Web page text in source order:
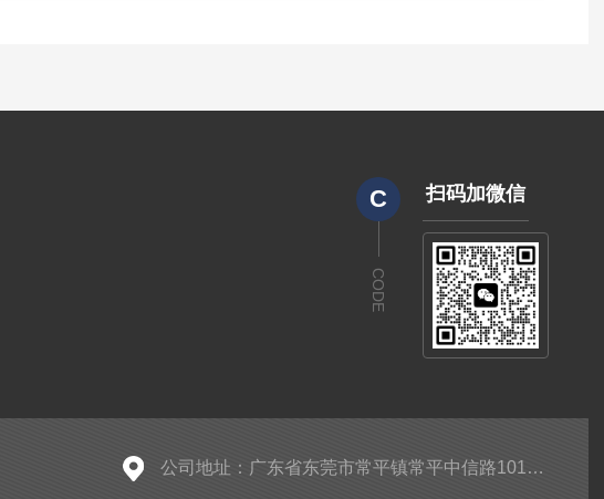
C
CODE
扫码加微信
公司地址：广东省东莞市常平镇常平中信路101号1号楼102室